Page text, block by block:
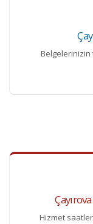
Hizmet